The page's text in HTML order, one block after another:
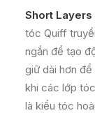
Short Layers
tóc Quiff
ngắn để tạo
giữ dài hơn
khi các lớp
là kiểu tóc